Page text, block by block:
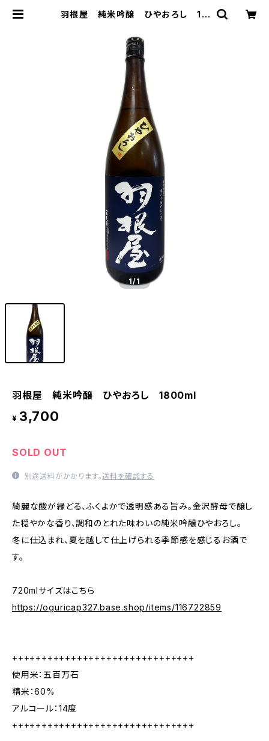
羽根屋 純米吟醸 ひやおろし 18
1/1
羽根屋 純米吟醸 ひやおろし 1800ml
¥ 3,700
SOLD OUT
別途送料がかかります。送料を確認する
綺麗な酸が縁どる、ふくよかで透明感ある旨み。金沢酵母で醸し
た穏やかな香り、調和のとれた味わいの純米吟醸ひやおろし。
冬に仕込まれ、夏を越して仕上げられる季節感を感じるお酒で
す。
720mlサイズはこちら
https://oguricap327.base.shop/items/116722859
+++++++++++++++++++++++++++++++
使用米：五百万石
精米：60%
アルコール：14度
+++++++++++++++++++++++++++++++